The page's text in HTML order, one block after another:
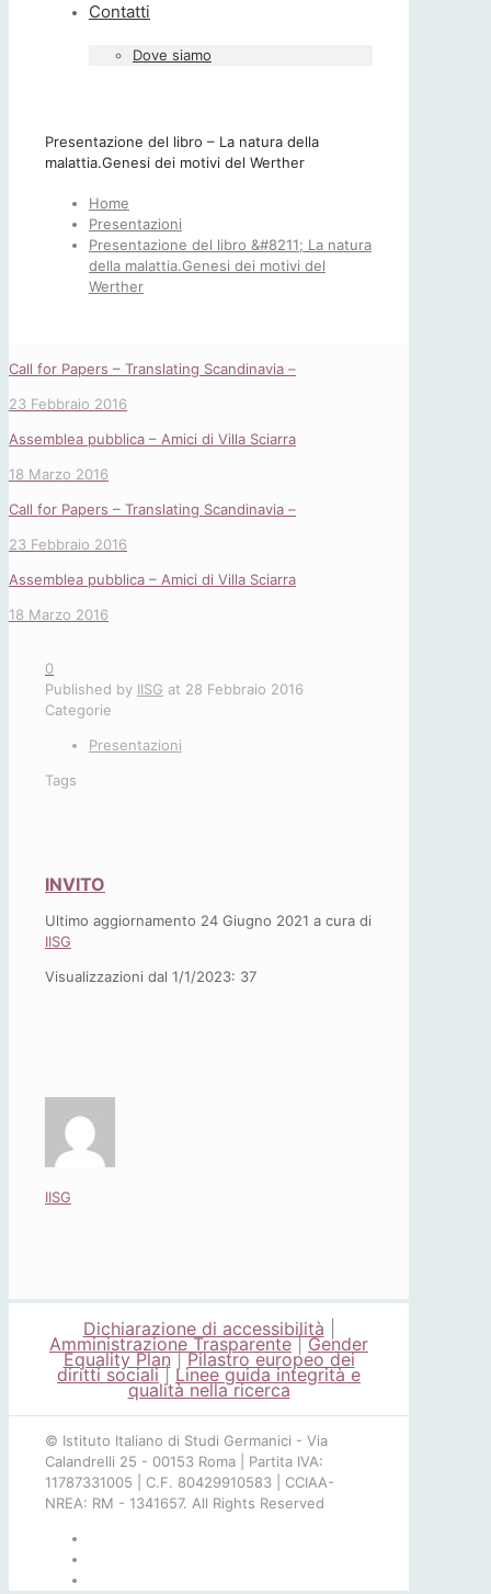
Contatti
Dove siamo
Presentazione del libro – La natura della
malattia.Genesi dei motivi del Werther
Home
Presentazioni
Presentazione del libro &#8211; La natura
della malattia.Genesi dei motivi del
Werther
Call for Papers – Translating Scandinavia –
23 Febbraio 2016
Assemblea pubblica – Amici di Villa Sciarra
18 Marzo 2016
Call for Papers – Translating Scandinavia –
23 Febbraio 2016
Assemblea pubblica – Amici di Villa Sciarra
18 Marzo 2016
0
Published by IISG at 28 Febbraio 2016
Categorie
Presentazioni
Tags
INVITO
Ultimo aggiornamento 24 Giugno 2021 a cura di
IISG
Visualizzazioni dal 1/1/2023: 37
IISG
Dichiarazione di accessibilità
Amministrazione Trasparente|Gender
Equality Plan|Pilastro europeo dei
diritti sociali| Linee guida integrità e
qualità nella ricerca
© Istituto Italiano di Studi Germanici - Via
Calandrelli 25 - 00153 Roma | Partita IVA:
11787331005 | C.F. 80429910583 | CCIAA-
NREA: RM - 1341657. All Rights Reserved